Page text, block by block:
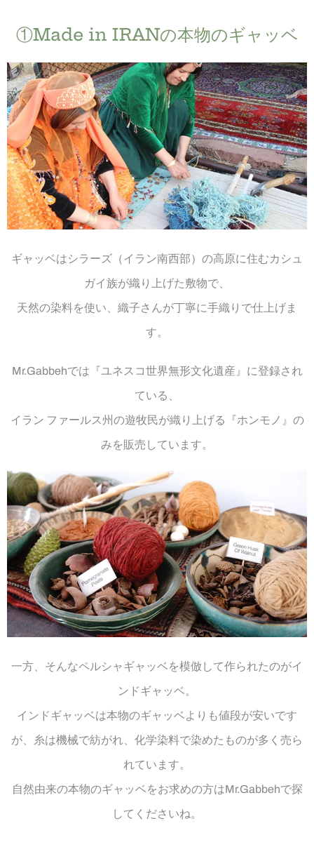
①Made in IRANの​本物の​ギャッベ
ギャッベはシラーズ（イラン南西部）の高原に住むカシュ
ガイ族が織り上げた敷物で、
天然の染料を使い、織子さんが丁寧に手織りで仕上げま
す。
Mr.Gabbehでは『ユネスコ世界無形文化遺産』に登録され
ている、
イラン ファールス州の遊牧民が織り上げる『ホンモノ』の
みを販売しています。
一方、そんなペルシャギャッベを模倣して作られたのがイ
ンドギャッベ。
インドギャッベは本物のギャッベよりも値段が安いです
が、糸は機械で紡がれ、化学染料で染めたものが多く売ら
れています。
自然由来の本物のギャッベをお求めの方はMr.Gabbehで探
してくださいね。